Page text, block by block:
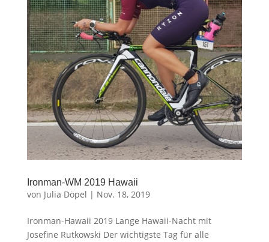
Ironman-WM 2019 Hawaii
von Julia Döpel | Nov. 18, 2019
Ironman-Hawaii 2019 Lange Hawaii-Nacht mit
Josefine Rutkowski Der wichtigste Tag für alle